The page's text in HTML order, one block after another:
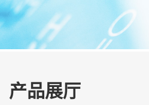
书
荣
誉
方
式
产品展厅